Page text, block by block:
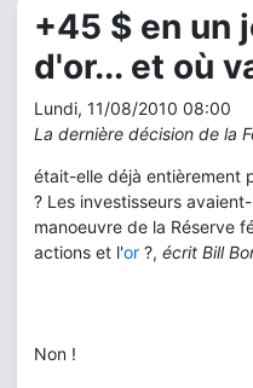
+45 $ en un
d'or... et où
Lundi, 11/08/2010 08:00
La dernière décision de la
était-elle déjà entièrement
? Les investisseurs
manoeuvre de la Réserve
actions et l'or ?, écrit Bill
Non !